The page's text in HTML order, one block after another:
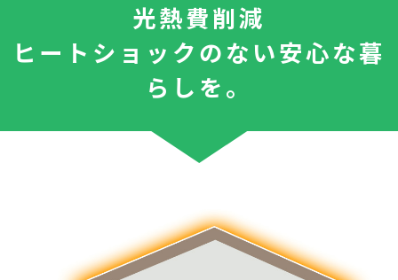
光熱費削減
ヒートショックのない安心な暮
らしを。